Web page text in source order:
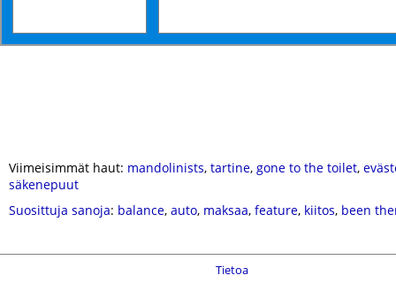
Viimeisimmät haut: mandolinists, tartine, gone to the toilet,
säkenepuut
Suosittuja sanoja: balance, auto, maksaa, feature, kiitos, been
Tietoa